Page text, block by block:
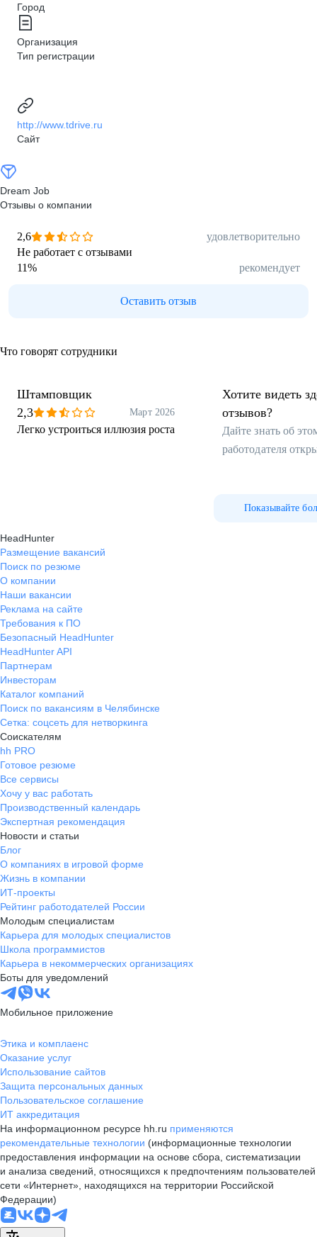
Город
Организация
Тип регистрации
http://www.tdrive.ru
Сайт
Dream Job
Отзывы о компании
2,6
удовлетворительно
Не работает с отзывами
11% рекомендует
Оставить отзыв
Что говорят сотрудники
Штамповщик
2,3
Март 2026
Легко устроиться иллюзия роста
Хотите видеть
отзывов?
Дайте знать об
работодателя
Показывайте
HeadHunter
Размещение вакансий
Поиск по резюме
О компании
Наши вакансии
Реклама на сайте
Требования к ПО
Безопасный HeadHunter
HeadHunter API
Партнерам
Инвесторам
Каталог компаний
Поиск по вакансиям в Челябинске
Сетка: соцсеть для нетворкинга
Соискателям
hh PRO
Готовое резюме
Все сервисы
Хочу у вас работать
Производственный календарь
Экспертная рекомендация
Новости и статьи
Блог
О компаниях в игровой форме
Жизнь в компании
ИТ-проекты
Рейтинг работодателей России
Молодым специалистам
Карьера для молодых специалистов
Школа программистов
Карьера в некоммерческих организациях
Боты для уведомлений
Мобильное приложение
Этика и комплаенс
Оказание услуг
Использование сайтов
Защита персональных данных
Пользовательское соглашение
ИТ аккредитация
На информационном ресурсе hh.ru применяются
рекомендательные технологии (информационные технологии
предоставления информации на основе сбора, систематизации
и анализа сведений, относящихся к предпочтениям пользователей
сети «Интернет», находящихся на территории Российской
Федерации)